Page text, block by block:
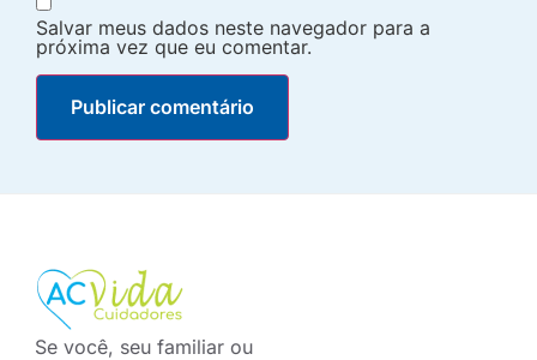
Salvar meus dados neste navegador para a
próxima vez que eu comentar.
Se você, seu familiar ou